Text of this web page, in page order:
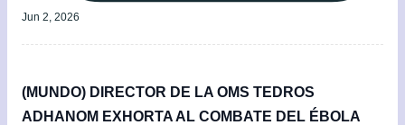
Jun 2, 2026
(MUNDO) DIRECTOR DE LA OMS TEDROS
ADHANOM EXHORTA AL COMBATE DEL ÉBOLA